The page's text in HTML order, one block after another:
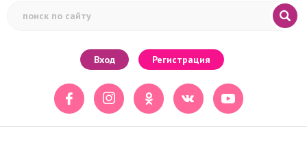
Вход Регистрация